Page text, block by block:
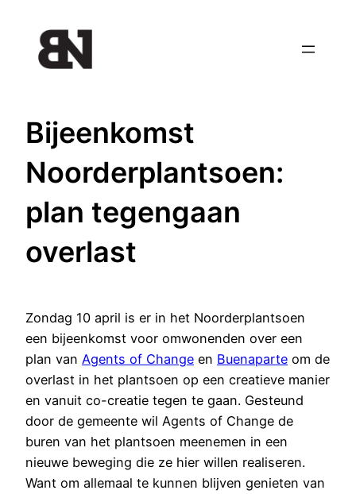
Bijeenkomst
Noorderplantsoen:
plan tegengaan
overlast
Zondag 10 april is er in het Noorderplantsoen
een bijeenkomst voor omwonenden over een
plan van Agents of Change en Buenaparte om de
overlast in het plantsoen op een creatieve manier
en vanuit co-creatie tegen te gaan. Gesteund
door de gemeente wil Agents of Change de
buren van het plantsoen meenemen in een
nieuwe beweging die ze hier willen realiseren.
Want om allemaal te kunnen blijven genieten van